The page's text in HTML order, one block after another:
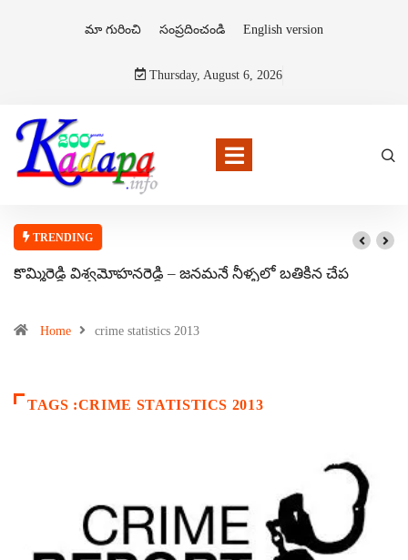
మా గురించి సంప్రదించండి English version
Thursday, August 6, 2026
TRENDING
కొమ్మిరెడ్డి విశ్వమోహనరెడ్డి – జనమనే నీళ్ళలో బతికిన చేప
Home crime statistics 2013
TAGS :CRIME STATISTICS 2013